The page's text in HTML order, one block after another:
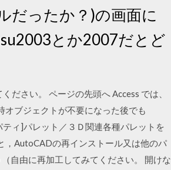
だったか？)の画面に
とか2007だとど
ださい。 ページの先頭へ Access では、
ブジェクトが不要になった後でも
ィ]パレット／３Ｄ関連各種パレットを
，AutoCADの再インストール又は他のパ
自由に再加工してみてください。 開けな